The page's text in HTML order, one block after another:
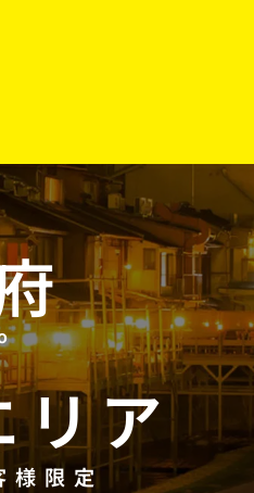
リア
様限定